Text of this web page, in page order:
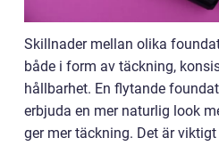
Skillnader mellan olika
både i form av täckning,
hållbarhet. En flytande
erbjuda en mer naturlig look
ger mer täckning. Det är